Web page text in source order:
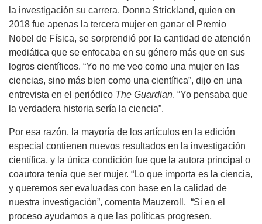
la investigación su carrera. Donna Strickland, quien en
2018 fue apenas la tercera mujer en ganar el Premio
Nobel de Física, se sorprendió por la cantidad de atención
mediática que se enfocaba en su género más que en sus
logros científicos. “Yo no me veo como una mujer en las
ciencias, sino más bien como una científica”, dijo en una
entrevista en el periódico The Guardian. “Yo pensaba que
la verdadera historia sería la ciencia”.
Por esa razón, la mayoría de los artículos en la edición
especial contienen nuevos resultados en la investigación
científica, y la única condición fue que la autora principal o
coautora tenía que ser mujer. “Lo que importa es la ciencia,
y queremos ser evaluadas con base en la calidad de
nuestra investigación”, comenta Mauzeroll. “Si en el
proceso ayudamos a que las políticas progresen,